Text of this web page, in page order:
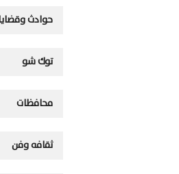
حوادث
توك شو
محافظات
ثقافه وفن